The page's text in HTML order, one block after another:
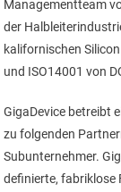
Managementteam
der
kalifornischen
und ISO14001 von
GigaDevice betreibt
zu folgenden
Subunternehmer.
definierte, fabriklose